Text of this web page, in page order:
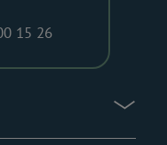
15 26